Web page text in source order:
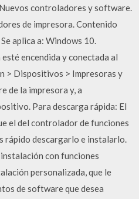
controladores y software.
de impresora. Contenido
aplica a: Windows 10.
encendida y conectada al
> Dispositivos > Impresoras y
de la impresora y, a
Para descarga rápida: El
el del controlador de funciones
rápido descargarlo e instalarlo.
con funciones
personalizada, que le
de software que desea